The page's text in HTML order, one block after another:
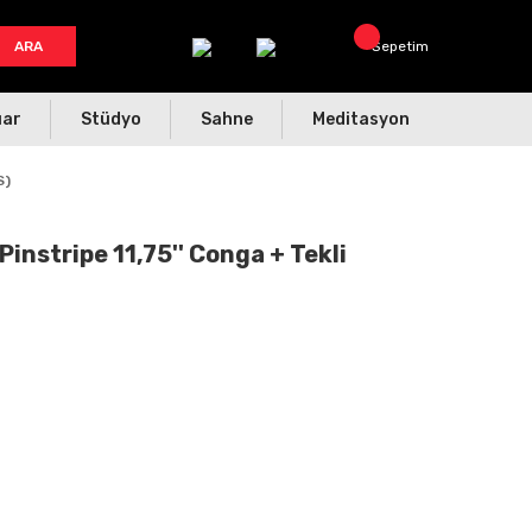
ARA Sepetim
Stüdyo Sahne Meditasyon
11,75'' Conga + Tekli